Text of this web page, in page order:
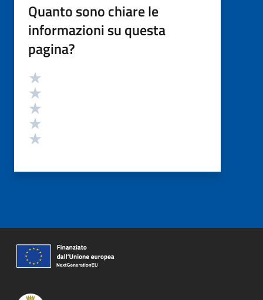
Quanto sono chiare le
informazioni su questa
pagina?
Valutazione